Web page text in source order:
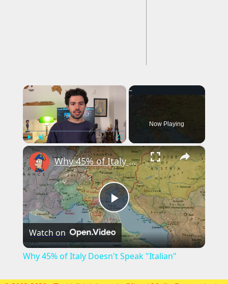
×
Play Unmute Fullscreen
Now Playing
×
Play
Video
Why 45% of Italy Doesn't Speak "Italian"
Watch on
Why 45% of Italy Doesn't Speak "Italian"